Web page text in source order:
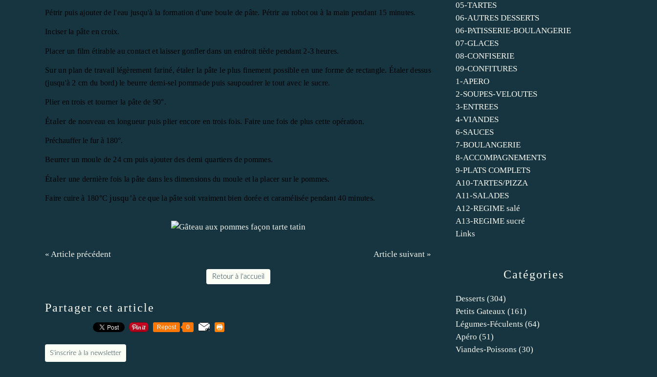
Pétrir puis ajouter de l'eau jusqu'à la formation d'une boule de pâte. Pétrir au robot ou à la main pendant 15 minutes.
Inciser la pâte en croix.
Placer un film étirable au contact et laisser gonfler dans un endroit tiède pendant 2-3 heures.
Sur un plan de travail légèrement fariné, étaler la pâte le plus finement possible en une forme de rectangle. Étaler dessus
(jusqu'à 2 cm du bord) le beurre demi-sel pommade puis saupoudrer le tout avec le sucre.
Plier en trois et tourner la pâte de 90°.
Étaler de nouveau en longueur puis plier encore en trois fois. Faire une fois de plus cette opération.
Préchauffer le fur à 180°.
Beurrer un moule de 24 cm puis ajouter des demi quartiers de pommes.
Étaler une dernière fois la pâte dans les dimensions du moule et la placer sur le pommes.
Faire cuire à 180°C jusqu’à ce que la pâte soit vraiment bien dorée et caramélisée pendant 40 minutes.
« Article précédent Article suivant »
Retour à l'accueil
Partager cet article
Repost 0
S'inscrire à la newsletter
Catégories
Desserts (304)
Petits Gateaux (161)
Légumes-Féculents (64)
Apéro (51)
Viandes-Poissons (30)
05-TARTES
06-AUTRES DESSERTS
06-PATISSERIE-BOULANGERIE
07-GLACES
08-CONFISERIE
09-CONFITURES
1-APERO
2-SOUPES-VELOUTES
3-ENTREES
4-VIANDES
6-SAUCES
7-BOULANGERIE
8-ACCOMPAGNEMENTS
9-PLATS COMPLETS
A10-TARTES/PIZZA
A11-SALADES
A12-REGIME salé
A13-REGIME sucré
Links